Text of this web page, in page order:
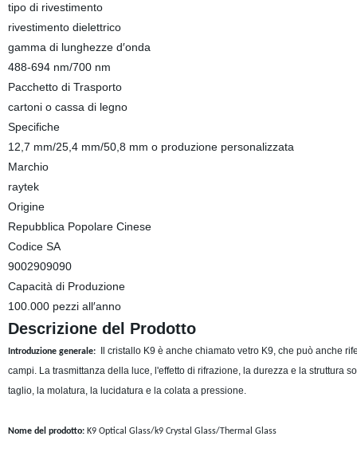
tipo di rivestimento
rivestimento dielettrico
gamma di lunghezze d′onda
488-694 nm/700 nm
Pacchetto di Trasporto
cartoni o cassa di legno
Specifiche
12,7 mm/25,4 mm/50,8 mm o produzione personalizzata
Marchio
raytek
Origine
Repubblica Popolare Cinese
Codice SA
9002909090
Capacità di Produzione
100.000 pezzi all′anno
Descrizione del Prodotto
Introduzione generale:
Il cristallo K9 è anche chiamato vetro K9, che può anche
campi. La trasmittanza della luce, l'effetto di rifrazione, la durezza e la struttura
taglio, la molatura, la lucidatura e la colata a pressione.
Nome del prodotto:K9 Optical Glass/k9 Crystal Glass/Thermal Glass